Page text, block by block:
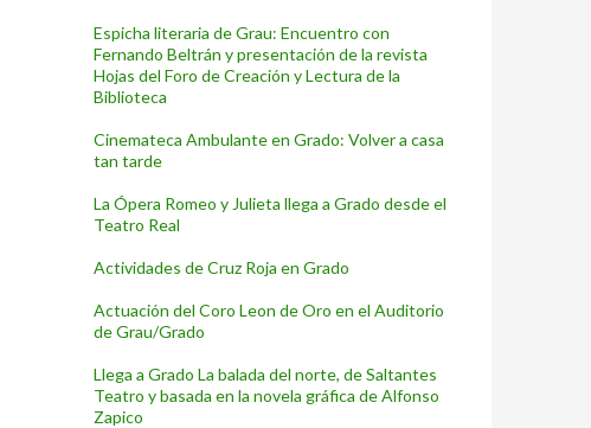
Espicha literaria de Grau: Encuentro con
Fernando Beltrán y presentación de la revista
Hojas del Foro de Creación y Lectura de la
Biblioteca
Cinemateca Ambulante en Grado: Volver a casa
tan tarde
La Ópera Romeo y Julieta llega a Grado desde el
Teatro Real
Actividades de Cruz Roja en Grado
Actuación del Coro Leon de Oro en el Auditorio
de Grau/Grado
Llega a Grado La balada del norte, de Saltantes
Teatro y basada en la novela gráfica de Alfonso
Zapico